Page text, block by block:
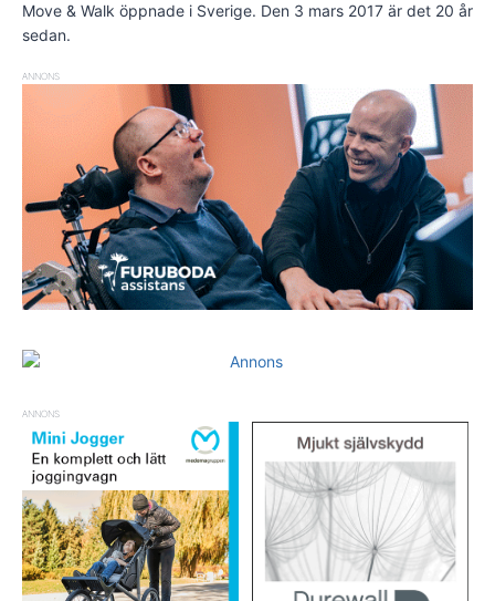
Move & Walk öppnade i Sverige. Den 3 mars 2017 är det 20 år
sedan.
ANNONS
ANNONS